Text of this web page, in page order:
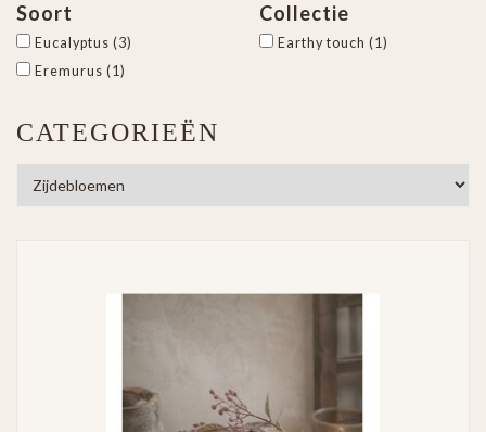
Soort
Eucalyptus (3)
Eremurus (1)
Collectie
Earthy touch (1)
CATEGORIEËN